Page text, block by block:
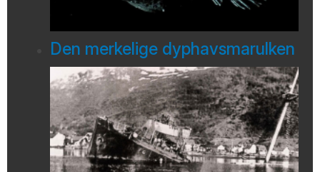
Den merkelige dyphavsmarulken